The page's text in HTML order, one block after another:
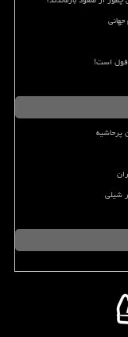
است!
پرحاشیه
شیلی